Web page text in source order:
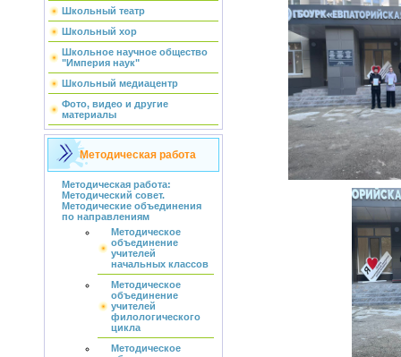
Школьный театр
Школьный хор
Школьное научное общество
"Империя наук"
Школьный медиацентр
Фото, видео и другие
материалы
Методическая работа
Методическая работа:
Методический совет.
Методические объединения
по направлениям
Методическое
объединение
учителей
начальных классов
Методическое
объединение
учителей
филологического
цикла
Методическое